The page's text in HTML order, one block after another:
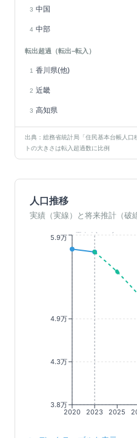
3 中国
4 中部
転出超過（転出−転入）
1 香川県(他)
2 近畿
3 高知県
出典：総務省統計局「住民基本台帳人
トの大きさは転入超過数に比例
人口推移
実績（実線）と将来推計（破
2020 2023 2025
3.8万
4.3万
4.9万
5.9万